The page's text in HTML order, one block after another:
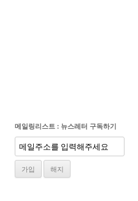
메일링리스트 : 뉴스레터 구독하기